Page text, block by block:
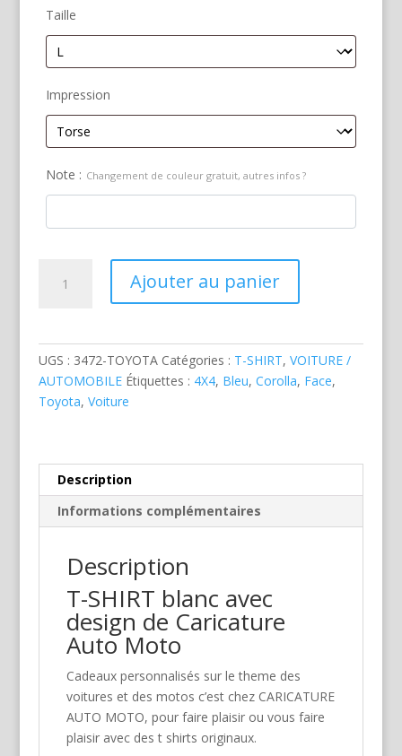
Taille
Impression
Note : Changement de couleur gratuit, autres infos ?
Ajouter au panier
UGS : 3472-TOYOTA Catégories : T-SHIRT, VOITURE /
AUTOMOBILE Étiquettes : 4X4, Bleu, Corolla, Face,
Toyota, Voiture
Description
Informations complémentaires
Description
T-SHIRT blanc avec
design de Caricature
Auto Moto
Cadeaux personnalisés sur le theme des
voitures et des motos c’est chez CARICATURE
AUTO MOTO, pour faire plaisir ou vous faire
plaisir avec des t shirts originaux.